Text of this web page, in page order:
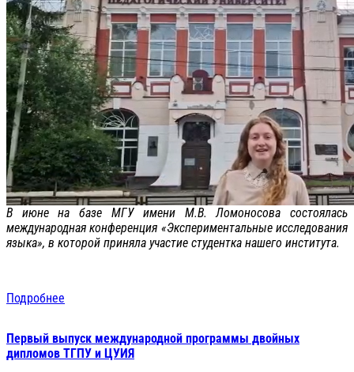
В июне на базе МГУ имени М.В. Ломоносова состоялась
международная конференция «Экспериментальные исследования
языка», в которой приняла участие студентка нашего института.
Подробнее
Первый выпуск международной программы двойных
дипломов ТГПУ и ЦУИЯ